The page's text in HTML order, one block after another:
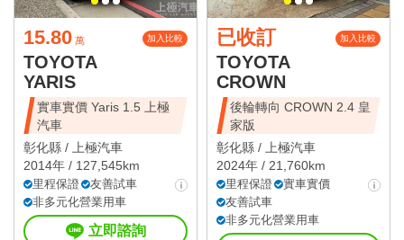
15.80 萬 加入比較
TOYOTA
YARIS
實車實價 Yaris 1.5 上極
汽車
彰化縣 /
上極汽車
2014年 / 127,545km
里程保證
友善試車
非多元化營業用車
立即諮詢
已收訂 加入比較
TOYOTA
CROWN
後輪轉向 CROWN 2.4 皇
家版
彰化縣 /
上極汽車
2024年 / 21,760km
里程保證
實車實價
友善試車
非多元化營業用車